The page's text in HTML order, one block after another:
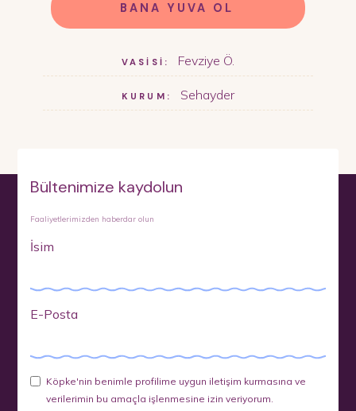
BANA YUVA OL
VASİSİ: Fevziye Ö.
KURUM: Sehayder
Bültenimize kaydolun
Faaliyetlerimizden haberdar olun
İsim
E-Posta
Köpke'nin benimle profilime uygun iletişim kurmasına ve
verilerimin bu amaçla işlenmesine izin veriyorum.